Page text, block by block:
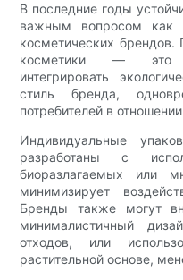
В последние годы
важным вопросом как
косметических брендов.
косметики — это
интегрировать
стиль бренда,
потребителей в
Индивидуальные
разработаны с
биоразлагаемых или
минимизирует
Бренды также могут
минималистичный
отходов, или
растительной основе,